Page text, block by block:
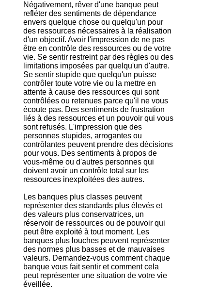
Négativement, rêver d'une banque peut
refléter des sentiments de dépendance
envers quelque chose ou quelqu'un pour
des ressources nécessaires à la réalisation
d'un objectif. Avoir l'impression de ne pas
être en contrôle des ressources ou de votre
vie. Se sentir restreint par des règles ou des
limitations imposées par quelqu'un d'autre.
Se sentir stupide que quelqu'un puisse
contrôler toute votre vie ou la mettre en
attente à cause des ressources qui sont
contrôlées ou retenues parce qu'il ne vous
écoute pas. Des sentiments de frustration
liés à des ressources et un pouvoir qui vous
sont refusés. L'impression que des
personnes stupides, arrogantes ou
contrôlantes peuvent prendre des décisions
pour vous. Des sentiments à propos de
vous-même ou d'autres personnes qui
doivent avoir un contrôle total sur les
ressources inexploitées des autres.
Les banques plus classes peuvent
représenter des standards plus élevés et
des valeurs plus conservatrices, un
réservoir de ressources ou de pouvoir qui
peut être exploité à tout moment. Les
banques plus louches peuvent représenter
des normes plus basses et de mauvaises
valeurs. Demandez-vous comment chaque
banque vous fait sentir et comment cela
peut représenter une situation de votre vie
éveillée.